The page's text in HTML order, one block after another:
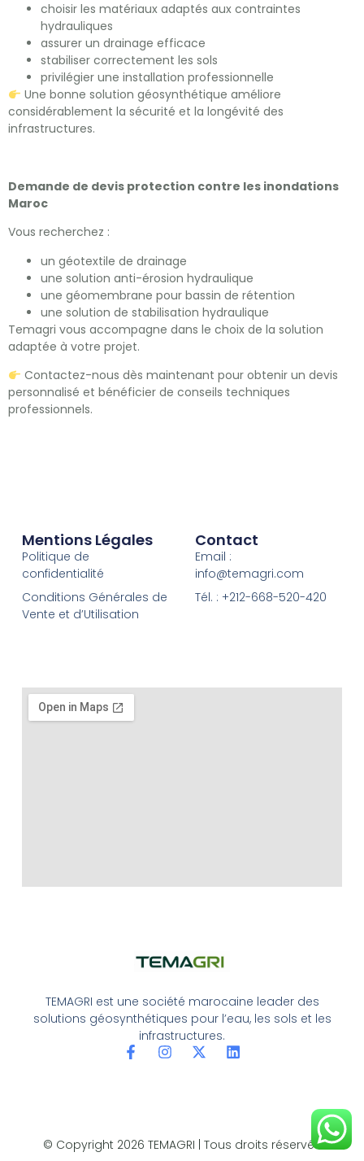
choisir les matériaux adaptés aux contraintes
hydrauliques
assurer un drainage efficace
stabiliser correctement les sols
privilégier une installation professionnelle
Une bonne solution géosynthétique améliore
considérablement la sécurité et la longévité des
infrastructures.
Demande de devis protection contre les inondations
Maroc
Vous recherchez :
un géotextile de drainage
une solution anti-érosion hydraulique
une géomembrane pour bassin de rétention
une solution de stabilisation hydraulique
Temagri vous accompagne dans le choix de la solution
adaptée à votre projet.
Contactez-nous dès maintenant pour obtenir un devis
personnalisé et bénéficier de conseils techniques
professionnels.
TEMAGRI est une société marocaine leader des
solutions géosynthétiques pour l’eau, les sols et les
infrastructures.
Mentions Légales
Politique de
confidentialité
Conditions Générales de
Vente et d’Utilisation
Contact
Email :
info@temagri.com
Tél. : +212-668-520-420
© Copyright 2026 TEMAGRI | Tous droits réservés